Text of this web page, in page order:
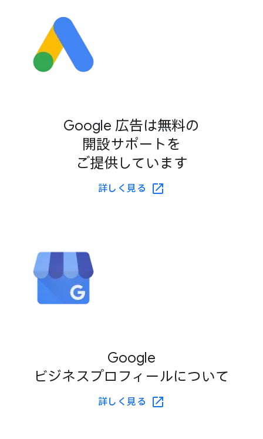
Google 広告は​無料の​
開設サポートを​
ご提供しています
詳しく​見る
Google
ビジネスプロフィールに​ついて
詳しく​見る